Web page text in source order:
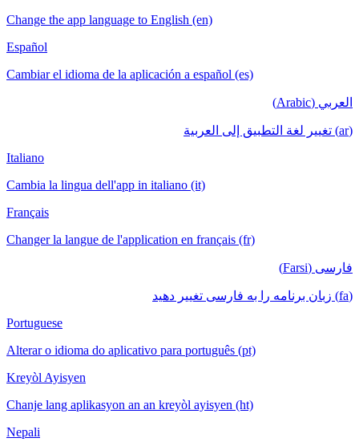
Change the app language to English (en)
Español
Cambiar el idioma de la aplicación a español (es)
العربي (Arabic)
(ar) تغيير لغة التطبيق إلى العربية
Italiano
Cambia la lingua dell'app in italiano (it)
Français
Changer la langue de l'application en français (fr)
فارسی (Farsi)
(fa) زبان برنامه را به فارسی تغییر دهید
Portuguese
Alterar o idioma do aplicativo para português (pt)
Kreyòl Ayisyen
Chanje lang aplikasyon an an kreyòl ayisyen (ht)
Nepali